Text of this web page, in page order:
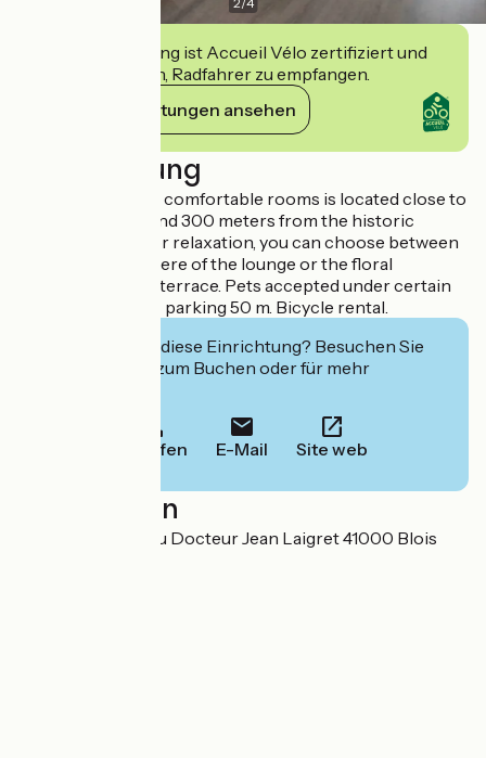
Diese Einrichtung ist Accueil Vélo zertifiziert und
verpflichtet sich, Radfahrer zu empfangen.
Ihre Verpflichtungen ansehen
Beschreibung
This hotel with 29 comfortable rooms is located close to
the train station and 300 meters from the historic
center of Blois. For relaxation, you can choose between
the cozy atmosphere of the lounge or the floral
decoration of the terrace. Pets accepted under certain
conditions. Public parking 50 m. Bicycle rental.
Interessiert Sie diese Einrichtung? Besuchen Sie
deren Website zum Buchen oder für mehr
Anrufen E-Mail Site web
Localisation
SARL 31 avenue du Docteur Jean Laigret 41000 Blois